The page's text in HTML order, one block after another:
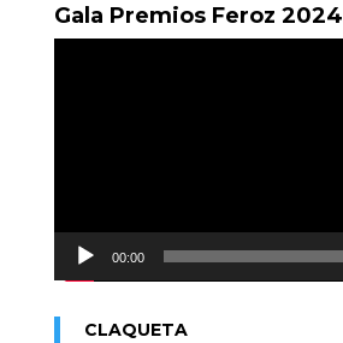
Gala Premios Feroz 2024
00:00
CLAQUETA